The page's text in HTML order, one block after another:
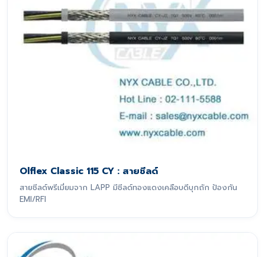
Olflex Classic 115 CY : สายชีลด์
สายชีลด์พรีเมี่ยมจาก LAPP มีชีลด์ทองแดงเคลือบดีบุกถัก ป้องกัน
EMI/RFI